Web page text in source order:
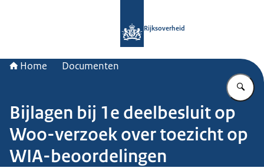
Rijksoverheid
Home Documenten
Bijlagen bij 1e deelbesluit op
Woo-verzoek over toezicht op
WIA-beoordelingen